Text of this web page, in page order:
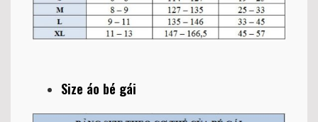
Size áo bé gái